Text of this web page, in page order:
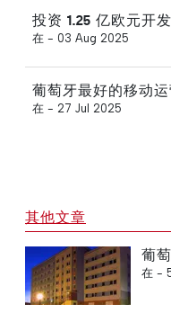
投资 1.25 亿欧元开
在 - 03 Aug 2025
葡萄牙最好的移动
在 - 27 Jul 2025
其他文章
葡
在 -